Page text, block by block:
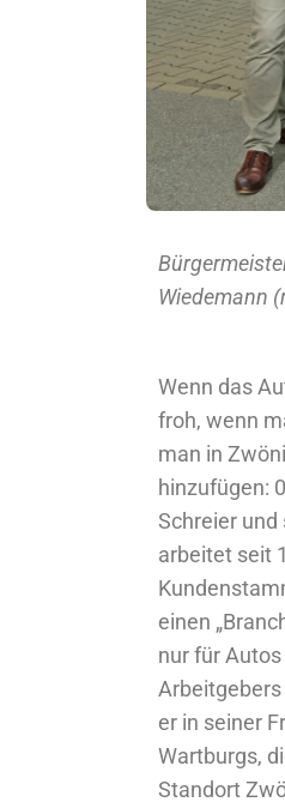
Wiedemann
Wenn das
froh, wenn
man in
hinzufügen:
Schreier
arbeitet seit
einen
nur für
er in seiner
Wartburgs,
Standort